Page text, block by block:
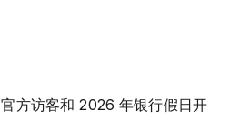
方访客和 2026 年银行假日开